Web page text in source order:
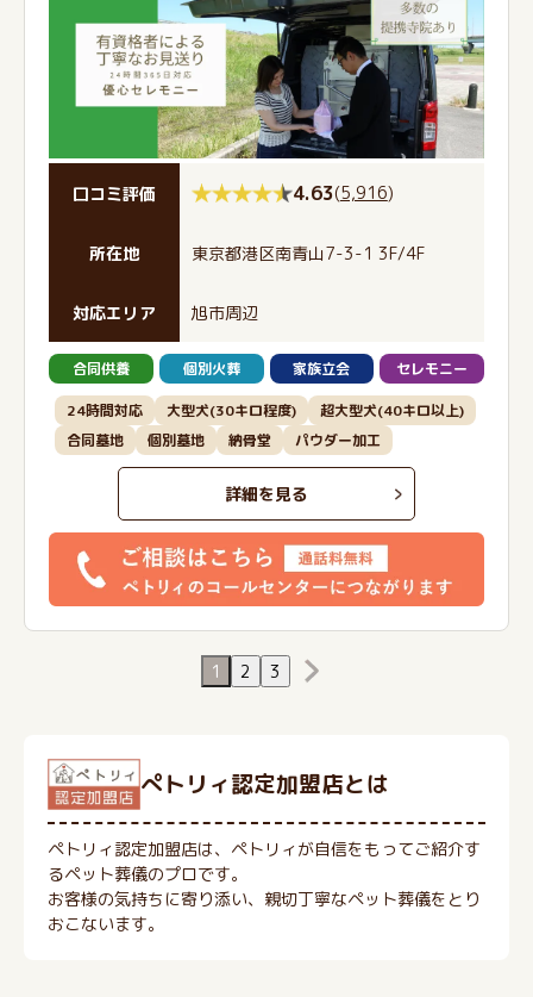
口コミ評価 4.63(5,916)
所在地 東京都港区南青山7-3-1 3F/4F
対応エリア 旭市周辺
合同供養 個別火葬 家族立会 セレモニー
24時間対応 大型犬(30キロ程度)
超大型犬(40キロ以上)
合同墓地
個別墓地 納骨堂 パウダー加工
詳細を見る
1 2 3
ぺトリィ認定加盟店とは
ペトリィ認定加盟店は、ペトリィが自信をもってご紹介す
るペット葬儀のプロです。
お客様の気持ちに寄り添い、親切丁寧なペット葬儀をとり
おこないます。